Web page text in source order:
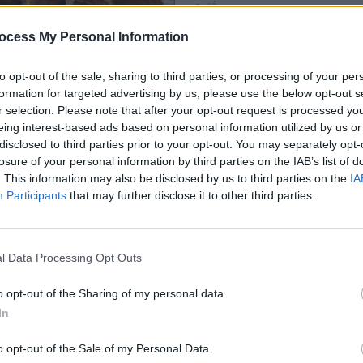
My Personal Information
opt-out of the sale, sharing to third parties, or processing of your
for targeted advertising by us, please use the below opt-out
selection. Please note that after your opt-out request is processed
interest-based ads based on personal information utilized by us
to third parties prior to your opt-out. You may separately
of your personal information by third parties on the IAB’s list of
This information may also be disclosed by us to third parties on the
Participants that may further disclose it to other third parties.
Data Processing Opt Outs
opt-out of the Sharing of my personal data.
opt-out of the Sale of my Personal Data.
só.
őrölt pirospaprika,
a palacsinta bepanírozásához:
menete:
a jól megszokott módon elkészítem, majd hagyom pihenni, még elkészítem a
apróra vágom és egy serpenyőbe olajon üvegesre pirítom. Mikor már
a tűzről és beleszórunk pirospaprikát, ne túl sokat, és gyorsan keverjük el, majd
lassú tűzön. Vízzel felönthetjük ha elfőne a leve, így egy kellemes, nem túl sűrű
megvárjuk még kicsit kihűl és húsdarálón vagy passzírozón átdaráljuk, hogy jó
fogjuk beletölteni a palacsintába.
hengereket formázunk a megtöltött palacsintákból és óvatosan bepanírozzuk őket a
savanyúsággal tálalom.